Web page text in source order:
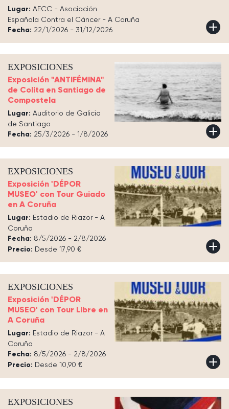
Lugar: AECC - Asociación
Española Contra el Cáncer - A Coruña
Fecha: 22/1/2026 - 31/12/2026
EXPOSICIONES
Exposición "ANTIFÉMINA"
de Colita en Santiago de
Compostela
Lugar: Auditorio de Galicia
de Santiago
Fecha: 25/3/2026 - 1/8/2026
EXPOSICIONES
Exposición 'DÉPOR
MUSEO' con Tour Guiado
en A Coruña
Lugar: Estadio de Riazor - A
Coruña
Fecha: 8/5/2026 - 2/8/2026
Precio: Desde 17,90 €
EXPOSICIONES
Exposición 'DÉPOR
MUSEO' con Tour Libre en
A Coruña
Lugar: Estadio de Riazor - A
Coruña
Fecha: 8/5/2026 - 2/8/2026
Precio: Desde 10,90 €
EXPOSICIONES